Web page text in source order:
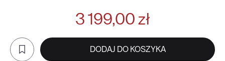
3 199,00 zł
DODAJ DO KOSZYKA